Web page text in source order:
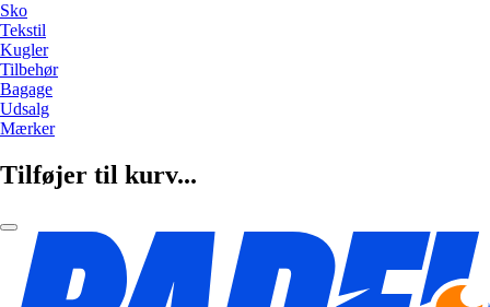
Sko
Tekstil
Kugler
Tilbehør
Bagage
Udsalg
Mærker
Tilføjer til kurv...